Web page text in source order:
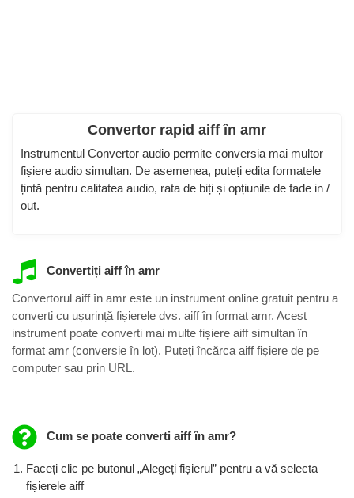
Convertor rapid aiff în amr
Instrumentul Convertor audio permite conversia mai multor
fișiere audio simultan. De asemenea, puteți edita formatele
țintă pentru calitatea audio, rata de biți și opțiunile de fade in /
out.
Convertiți aiff în amr
Convertorul aiff în amr este un instrument online gratuit pentru a
converti cu ușurință fișierele dvs. aiff în format amr. Acest
instrument poate converti mai multe fișiere aiff simultan în
format amr (conversie în lot). Puteți încărca aiff fișiere de pe
computer sau prin URL.
Cum se poate converti aiff în amr?
Faceți clic pe butonul „Alegeți fișierul” pentru a vă selecta
fișierele aiff